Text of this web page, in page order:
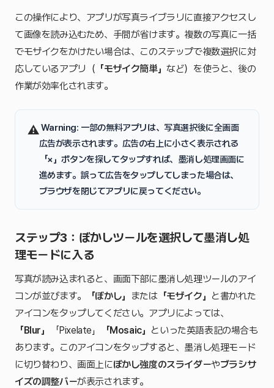
この操作により、アプリが写真ライブラリに直接アクセスし
て画像を読み込むため、手間が省けます。複数の写真に一括
でモザイクをかけたい場合は、このステップで複数選択に対
応しているアプリ（ 「モザイク簡単」など）を使うと、後の
作業が効率化されます。
⚠Warning: 一部の無料アプリは、写真選択後に全画面
広告が表示されます。広告の右上に小さく表示される
「×」ボタンを探してタップすれば、墨消し処理画面に
進めます。誤って広告をタップしてしまった場合は、
ブラウザを閉じてアプリに戻ってください。
ステップ3：ぼかしツールを選択して墨消し処
理モードに入る
写真が読み込まれると、画面下部に墨消し処理ツールのアイ
コンが並びます。
「ぼかし」 または 「モザイク」 と書かれた
アイコンをタップしてください。アプリによっては、
「Blur」
「Pixelate」 「Mosaic」 といった英語表記の場合も
あります。このアイコンをタップすると、墨消し処理モード
に切り替わり、画面上にぼかし強度のスライダーやブラシサ
イズの調整バーが表示されます。